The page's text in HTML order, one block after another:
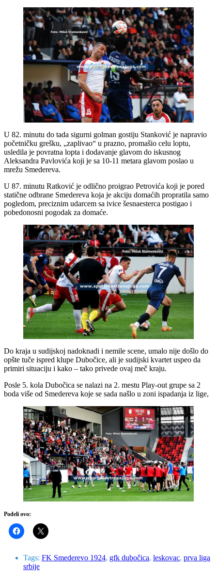
U 82. minutu do tada sigurni golman gostiju Stanković je napravio
početničku grešku, „zaplivao“ u prazno, promašio celu loptu,
usledila je povratna lopta i dodavanje glavom do iskusnog
Aleksandra Pavlovića koji je sa 10-11 metara glavom poslao u
mrežu Smedereva.
U 87. minutu Ratković je odlično proigrao Petrovića koji je pored
statične odbrane Smedereva koja je akciju domaćih propratila samo
pogledom, preciznim udarcem sa ivice šesnaesterca postigao i
pobedonosni pogodak za domaće.
Do kraja u sudijskoj nadoknadi i nemile scene, umalo nije došlo do
opšte tuče ispred klupe Dubočice, ali je sudijski kvartet uspeo da
primiri situaciju i kako – tako privede ovaj meč kraju.
Posle 5. kola Dubočica se nalazi na 2. mestu Play-out grupe sa 2
boda više od Smedereva koje se sada našlo u zoni ispadanja iz lige,
Podeli ovo:
Tags: FK Smederevo 1924, gfk dubočica, leskovac, prva liga
srbije